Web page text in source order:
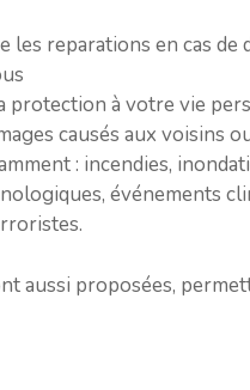
reparations en cas de
protection à votre vie
causés aux voisins
: incendies,
événements
aussi proposées,